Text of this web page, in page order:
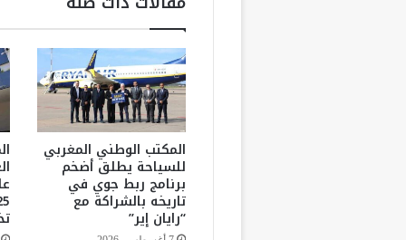
ي
ة
ي
ح
ذ
م
ن
ف
و
ض
ى
ا
المكتب الوطني المغربي
للسياحة يطلق أضخم
برنامج ربط جوي في
تاريخه بالشراكة مع
“رايان إير”